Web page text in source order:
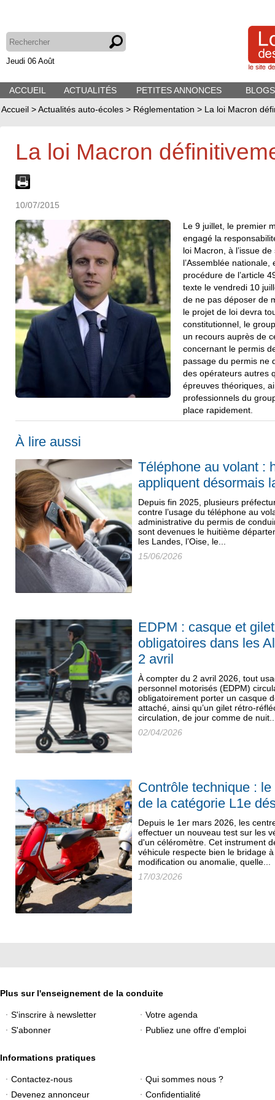
Jeudi 06 Août
ACCUEIL ACTUALITÉS PETITES ANNONCES
Accueil >Actualités auto-écoles > Réglementation > La loi Macron
La loi Macron
10/07/2015
Le 9 juillet, le premier
engagé la
loi Macron, à l’issue
l’Assemblée
procédure de l’article
texte le vendredi 10
de ne pas déposer de
le projet de loi devra
constitutionnel, le
un recours auprès de
concernant le permis
passage du permis ne
des opérateurs autres
épreuves théoriques,
professionnels du
place rapidement.
À lire aussi
Téléphone au volant :
appliquent désormais
Depuis fin 2025, plusieurs
contre l’usage du téléphone au
administrative du permis de
sont devenues le huitième
les Landes, l’Oise, le...
15/06/2026
EDPM : casque et
obligatoires dans les
2 avril
À compter du 2 avril 2026, tout
personnel motorisés (EDPM)
obligatoirement porter un casque
attaché, ainsi qu’un gilet rétro-
circulation, de jour comme de
02/04/2026
Contrôle technique :
de la catégorie L1e
Depuis le 1er mars 2026, les
effectuer un nouveau test sur les
d'un céléromètre. Cet instrument
véhicule respecte bien le bridage
modification ou anomalie, quelle...
17/03/2026
Plus sur l'enseignement de la conduite
S'inscrire à newsletter
Votre agenda
S'abonner
Publiez une offre d'emploi
Informations pratiques
Contactez-nous
Qui sommes nous ?
Devenez annonceur
Confidentialité